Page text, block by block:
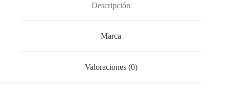
rti
r
Descripción
Marca
Valoraciones (0)